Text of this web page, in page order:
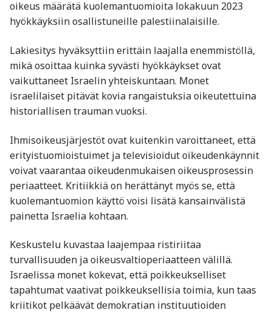
oikeus määrätä kuolemantuomioita lokakuun 2023
hyökkäyksiin osallistuneille palestiinalaisille.
Lakiesitys hyväksyttiin erittäin laajalla enemmistöllä,
mikä osoittaa kuinka syvästi hyökkäykset ovat
vaikuttaneet Israelin yhteiskuntaan. Monet
israelilaiset pitävät kovia rangaistuksia oikeutettuina
historiallisen trauman vuoksi.
Ihmisoikeusjärjestöt ovat kuitenkin varoittaneet, että
erityistuomioistuimet ja televisioidut oikeudenkäynnit
voivat vaarantaa oikeudenmukaisen oikeusprosessin
periaatteet. Kritiikkiä on herättänyt myös se, että
kuolemantuomion käyttö voisi lisätä kansainvälistä
painetta Israelia kohtaan.
Keskustelu kuvastaa laajempaa ristiriitaa
turvallisuuden ja oikeusvaltioperiaatteen välillä.
Israelissa monet kokevat, että poikkeukselliset
tapahtumat vaativat poikkeuksellisia toimia, kun taas
kriitikot pelkäävät demokratian instituutioiden